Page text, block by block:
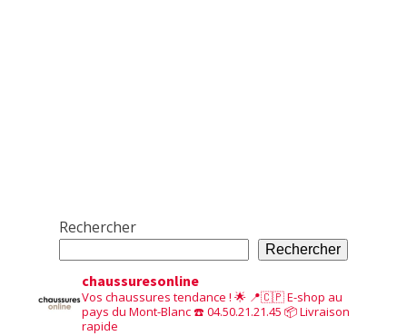
Rechercher
Rechercher
chaussuresonline
Vos chaussures tendance ! 🌟 📍🇨🇵 E-shop au
pays du Mont-Blanc☎️ 04.50.21.21.45 📦 Livraison
rapide